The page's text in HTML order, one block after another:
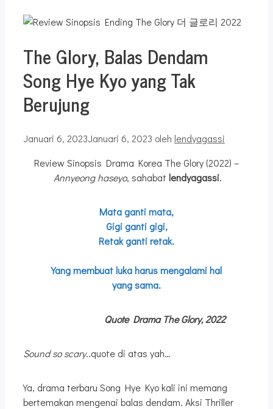
The Glory, Balas Dendam
Song Hye Kyo yang Tak
Berujung
Januari 6, 2023Januari 6, 2023 oleh lendyagassi
Review Sinopsis Drama Korea The Glory (2022) –
Annyeong haseyo, sahabat lendyagassi.
Mata ganti mata,
Gigi ganti gigi,
Retak ganti retak.
Yang membuat luka harus mengalami hal
yang sama.
Quote Drama The Glory, 2022
Sound so scary..quote di atas yah…
Ya, drama terbaru Song Hye Kyo kali ini memang
bertemakan mengenai balas dendam. Aksi Thriller